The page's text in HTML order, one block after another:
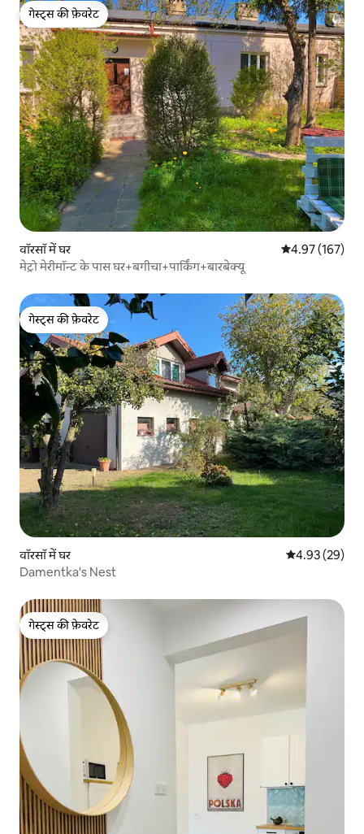
गेस्ट्स की फ़ेवरेट
गेस्ट्स की फ़ेवरेट
वॉरसॉ में घर औसत रेटिंग 5 में से
4.97 (167)
मेट्रो मेरीमॉन्ट के पास घर+बगीचा+पार्किंग+बारबेक्यू
गेस्ट्स की फ़ेवरेट
गेस्ट्स की फ़ेवरेट
वॉरसॉ में घर औसत रेटिंग 5 में
4.93 (29)
Damentka's Nest
गेस्ट्स की फ़ेवरेट
गेस्ट्स की फ़ेवरेट